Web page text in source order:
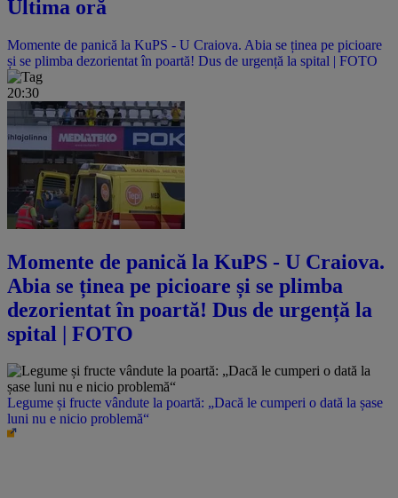
Ultima oră
Momente de panică la KuPS - U Craiova. Abia se ținea pe picioare
și se plimba dezorientat în poartă! Dus de urgență la spital | FOTO
20:30
Momente de panică la KuPS - U Craiova.
Abia se ținea pe picioare și se plimba
dezorientat în poartă! Dus de urgență la
spital | FOTO
Legume și fructe vândute la poartă: „Dacă le cumperi o dată la șase
luni nu e nicio problemă“